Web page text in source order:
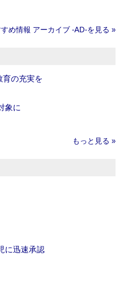
め情報 アーカイブ ‐AD‐を見る »
育の充実を
象に
もっと見る »
に迅速承認